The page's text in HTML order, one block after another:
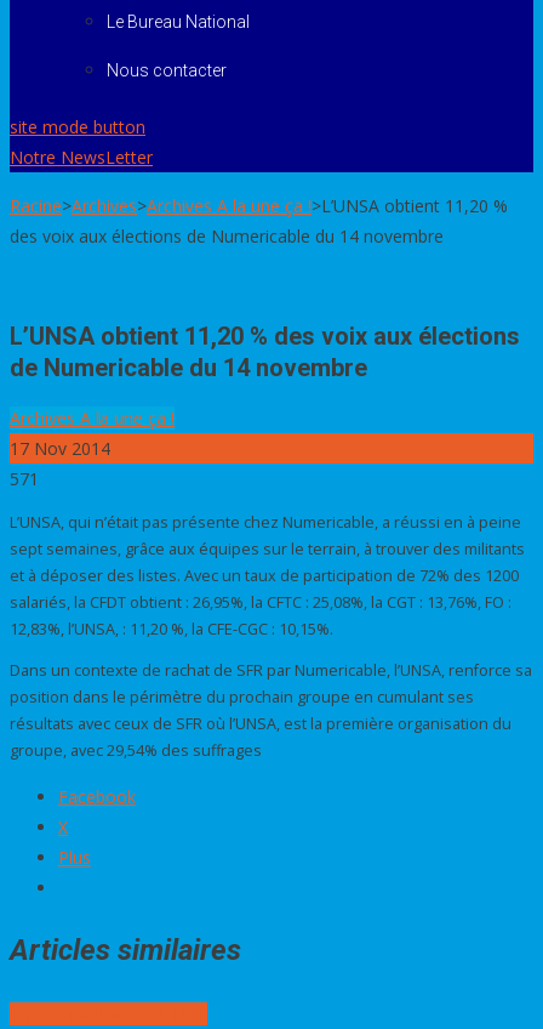
Le Bureau National
Nous contacter
site mode button
Notre NewsLetter
Racine>Archives>Archives A la une ça !>L’UNSA obtient 11,20 %
des voix aux élections de Numericable du 14 novembre
L’UNSA obtient 11,20 % des voix aux élections
de Numericable du 14 novembre
Archives A la une ça !
17 Nov 2014
571
L’UNSA, qui n’était pas présente chez Numericable, a réussi en à peine
sept semaines, grâce aux équipes sur le terrain, à trouver des militants
et à déposer des listes. Avec un taux de participation de 72% des 1200
salariés, la CFDT obtient : 26,95%, la CFTC : 25,08%, la CGT : 13,76%, FO :
12,83%, l’UNSA, : 11,20 %, la CFE-CGC : 10,15%.
Dans un contexte de rachat de SFR par Numericable, l’UNSA, renforce sa
position dans le périmètre du prochain groupe en cumulant ses
résultats avec ceux de SFR où l’UNSA, est la première organisation du
groupe, avec 29,54% des suffrages
Facebook
X
Plus
Articles similaires